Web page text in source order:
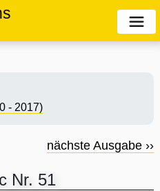
- 2017)
nächste Ausgabe ››
Nr. 51